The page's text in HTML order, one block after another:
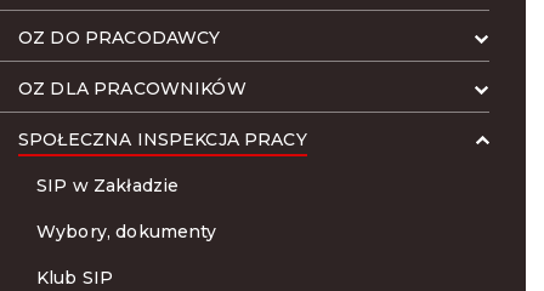
OZ DO PRACODAWCY
OZ DLA PRACOWNIKÓW
SPOŁECZNA INSPEKCJA PRACY
SIP w Zakładzie
Wybory, dokumenty
Klub SIP